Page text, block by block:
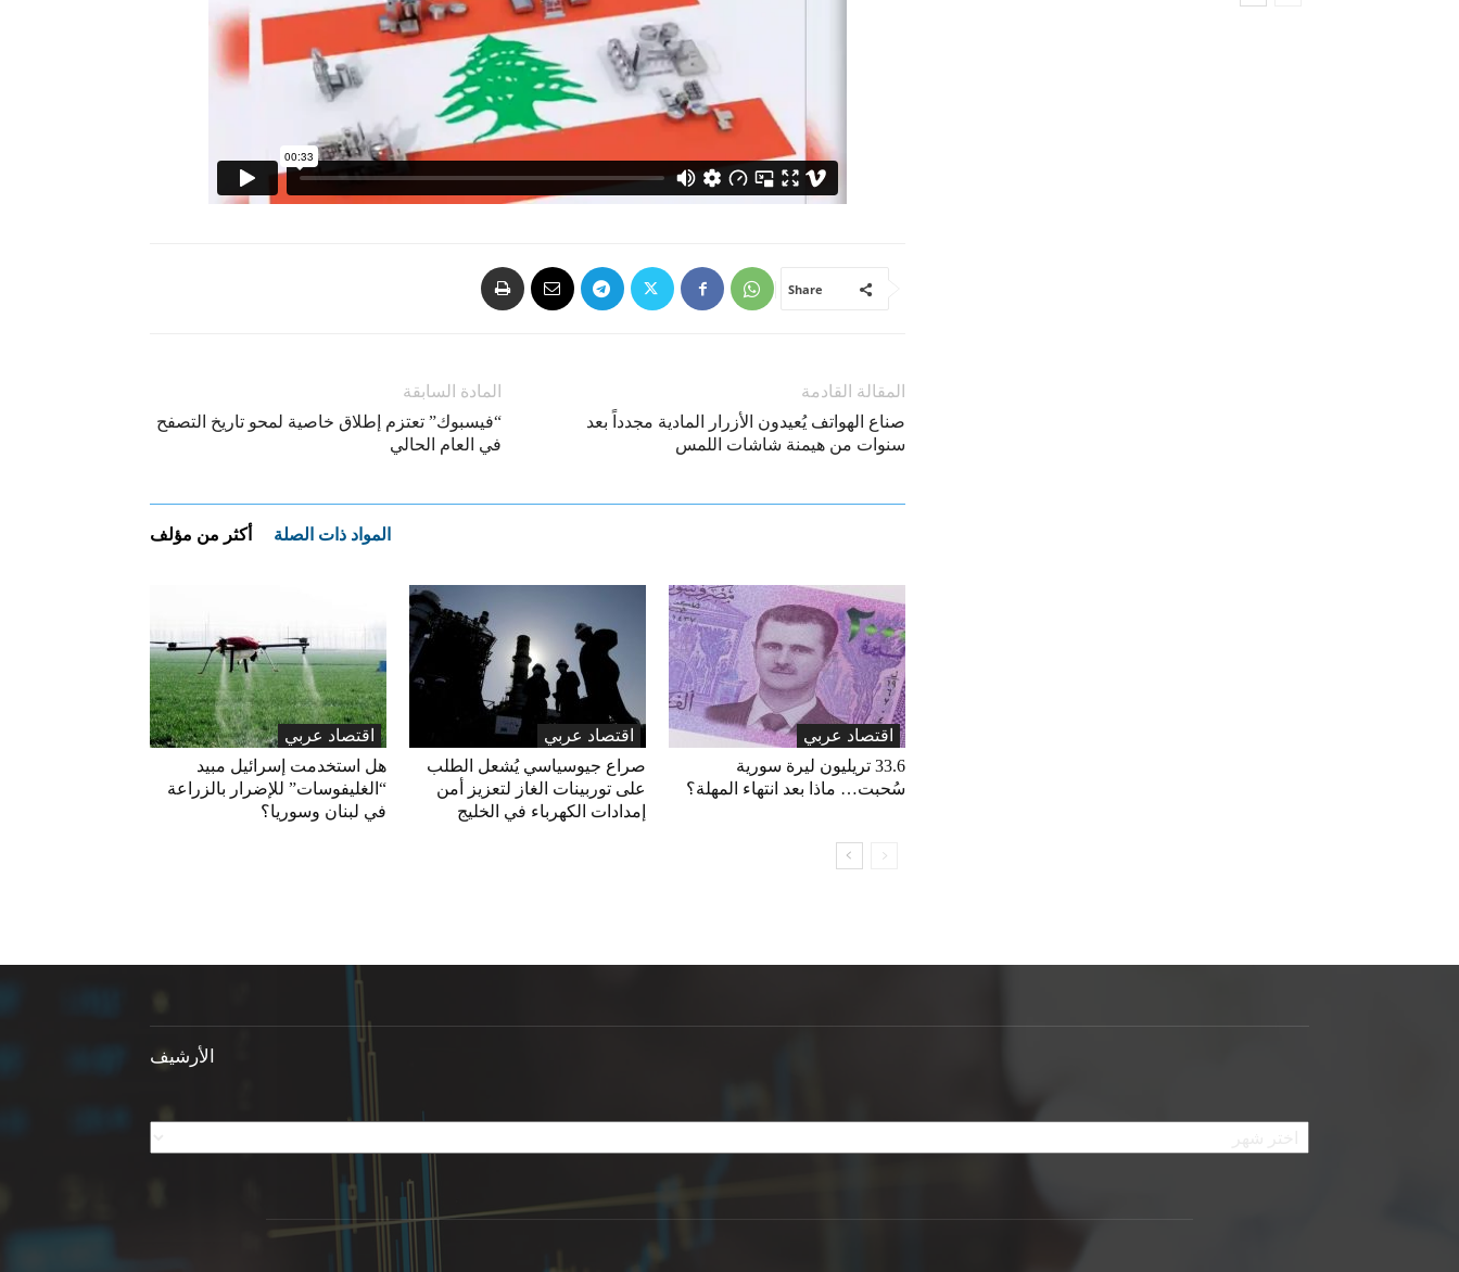
Share
المادة السابقة
“فيسبوك” تعتزم إطلاق خاصية لمحو تاريخ التصفح
في العام الحالي
المقالة القادمة
صناع الهواتف يُعيدون الأزرار المادية مجدداً بعد
سنوات من هيمنة شاشات اللمس
المواد ذات الصلة أكثر من مؤلف
اقتصاد عربي
هل استخدمت إسرائيل مبيد
“الغليفوسات” للإضرار بالزراعة
في لبنان وسوريا؟
اقتصاد عربي
صراع جيوسياسي يُشعل الطلب
على توربينات الغاز لتعزيز أمن
إمدادات الكهرباء في الخليج
اقتصاد عربي
33.6 تريليون ليرة سورية
سُحبت… ماذا بعد انتهاء المهلة؟
الأرشيف
الأرشيف